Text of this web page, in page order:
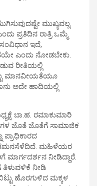
ಮುಖ್ಯವಲ್ಲ.
ಪ್ರತಿದಿನ ರಾತ್ರಿ ಒಮ್ಮೆ
ಇದೆ,
ಎಂದು ನೋಡಬೇಕು.
ರೀತಿಯಲ್ಲಿ
ಮಾನವೀಯತೆಯೂ
ಅದೇ ಹಾದಿಯಲ್ಲಿ
ಬಾ.ಹ. ರಮಾಕುಮಾರಿ
ಜೊತೆ ಜೊತೆಗೆ ಸಾಮಾಜಿಕ
ಗಮನಸೆಳೆದಿದೆ. ಮಹಿಳೆಯರ
ಮಾರ್ಗದರ್ಶನ ನೀಡಿದ್ದಾರೆ.
ತಿಳುವಳಿಕೆ ನೀಡಿ
ಹೊರಗುಳಿದ ಮಕ್ಕಳ